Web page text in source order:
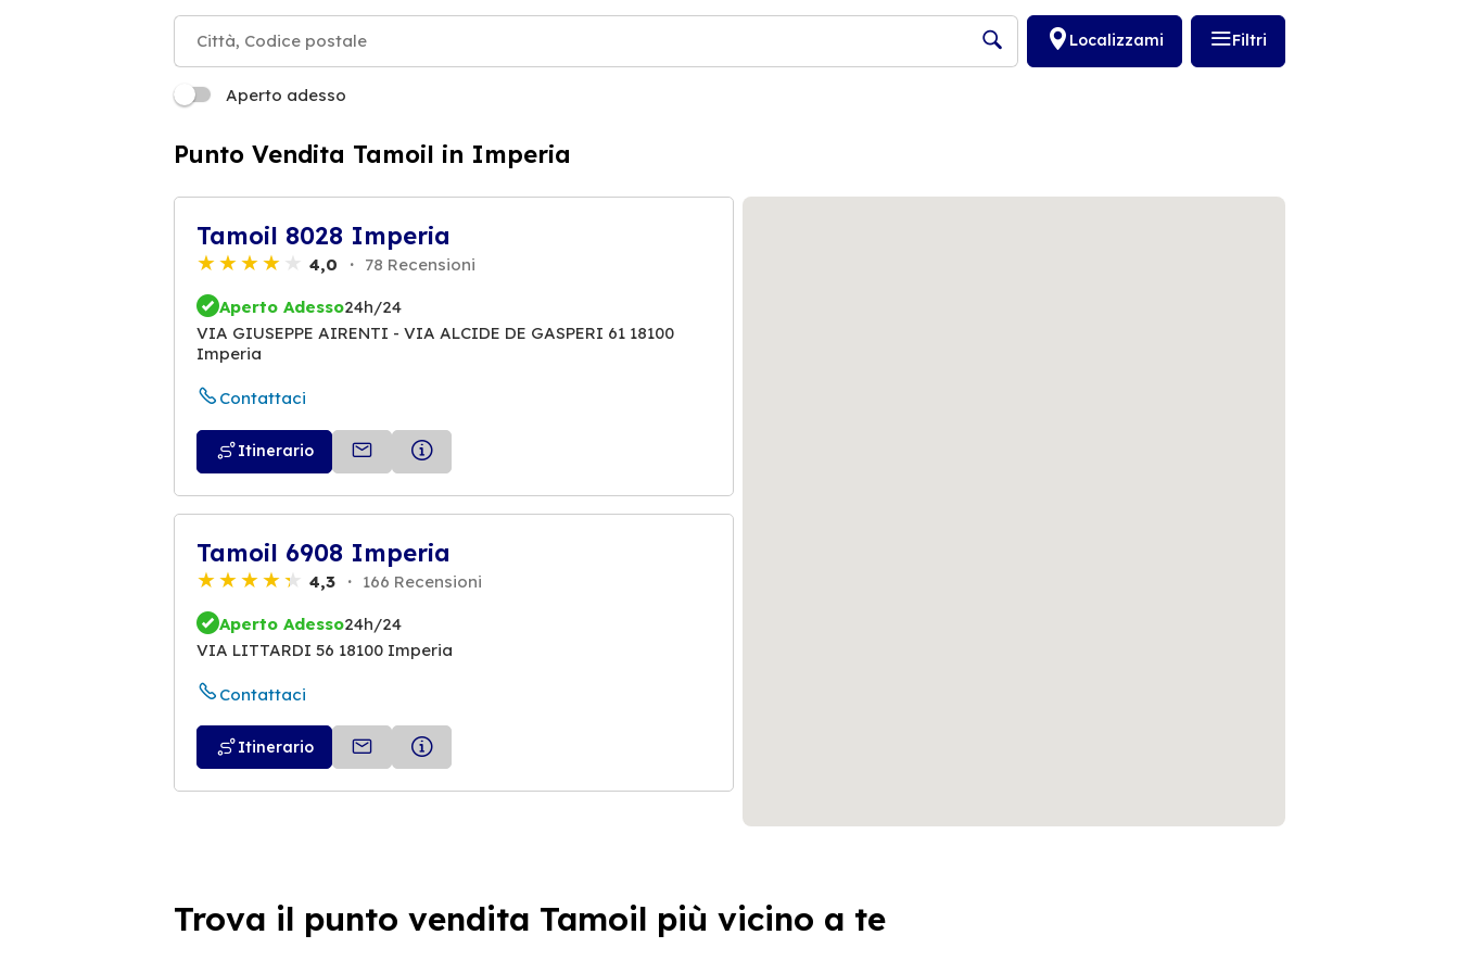
Localizzami Filtri
Aperto adesso
Punto Vendita Tamoil in Imperia
Tamoil 8028 Imperia
4,0 78 Recensioni
Aperto Adesso24h/24
VIA GIUSEPPE AIRENTI - VIA ALCIDE DE GASPERI 61 18100
Imperia
Contattaci
Itinerario
Tamoil 6908 Imperia
4,3 166 Recensioni
Aperto Adesso24h/24
VIA LITTARDI 56 18100 Imperia
Contattaci
Itinerario
Trova il punto vendita Tamoil più vicino a te